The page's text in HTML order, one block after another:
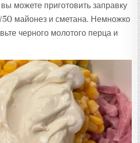
можете приготовить заправку
50 майонез и сметана. Немножко
черного молотого перца и